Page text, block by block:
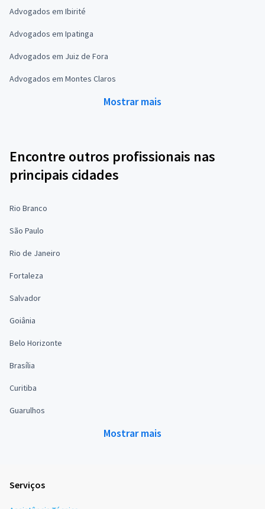
Advogados em Ibirité
Advogados em Ipatinga
Advogados em Juiz de Fora
Advogados em Montes Claros
Mostrar mais
Encontre outros profissionais nas
principais cidades
Rio Branco
São Paulo
Rio de Janeiro
Fortaleza
Salvador
Goiânia
Belo Horizonte
Brasília
Curitiba
Guarulhos
Mostrar mais
Serviços